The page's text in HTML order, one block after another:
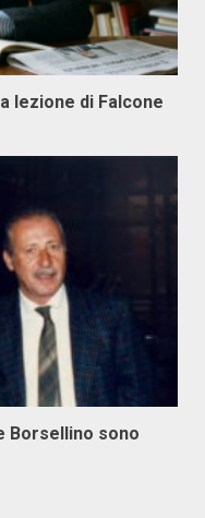
lezione di Falcone
Borsellino sono